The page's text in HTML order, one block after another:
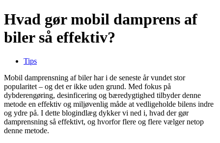
Hvad gør mobil damprens af
biler så effektiv?
Tips
Mobil damprensning af biler har i de seneste år vundet stor
popularitet – og det er ikke uden grund. Med fokus på
dybderengøring, desinficering og bæredygtighed tilbyder denne
metode en effektiv og miljøvenlig måde at vedligeholde bilens indre
og ydre på. I dette blogindlæg dykker vi ned i, hvad der gør
damprensning så effektivt, og hvorfor flere og flere vælger netop
denne metode.